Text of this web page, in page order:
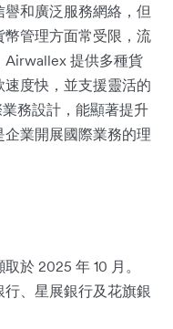
和廣泛服務網絡，但
管理方面常受限，流
Airwallex 提供多種貨
度快，並支援靈活的
務設計，能顯著提升
業開展國際業務的理
於 2025 年 10 月。
、星展銀行及花旗銀